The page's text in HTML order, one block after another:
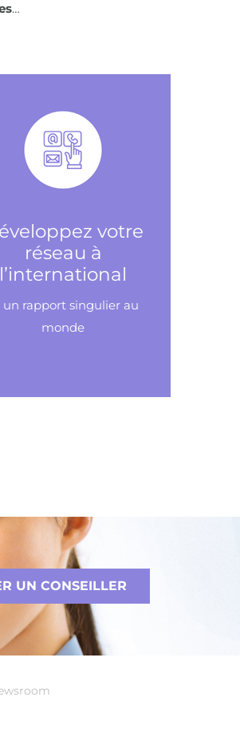
…
votre
réseau à
l’international
un rapport singulier au
monde
UN CONSEILLER